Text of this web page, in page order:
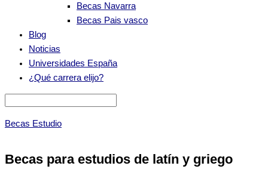
Becas Navarra
Becas Pais vasco
Blog
Noticias
Universidades España
¿Qué carrera elijo?
Becas Estudio
Becas para estudios de latín y griego